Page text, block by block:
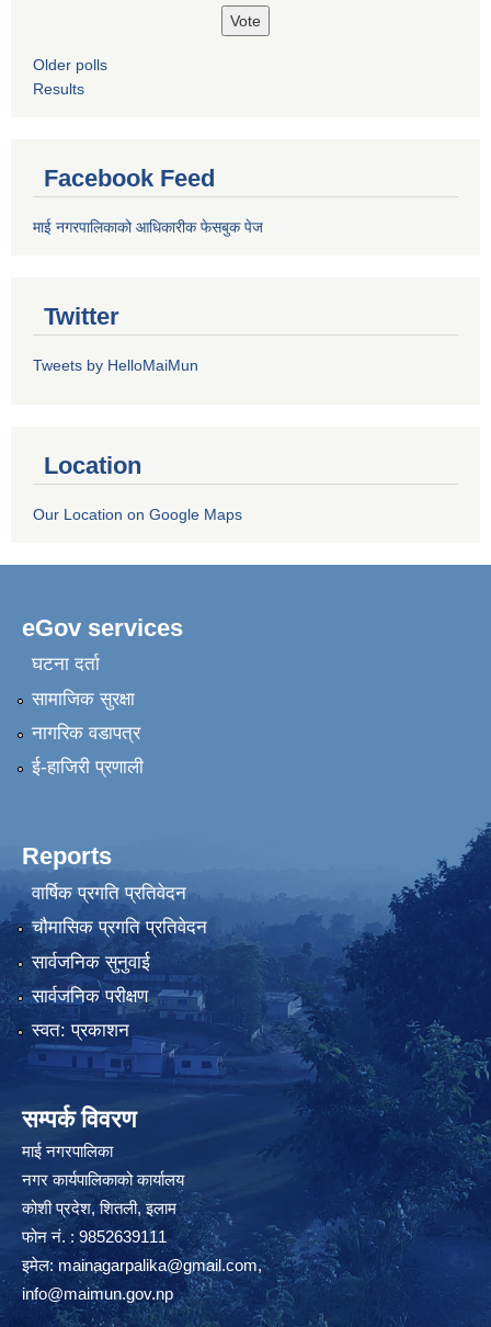
Older polls
Results
Facebook Feed
माई नगरपालिकाको आधिकारीक फेसबुक पेज
Twitter
Tweets by HelloMaiMun
Location
Our Location on Google Maps
eGov services
घटना दर्ता
सामाजिक सुरक्षा
नागरिक वडापत्र
ई-हाजिरी प्रणाली
Reports
वार्षिक प्रगति प्रतिवेदन
चौमासिक प्रगति प्रतिवेदन
सार्वजनिक सुनुवाई
सार्वजनिक परीक्षण
स्वत: प्रकाशन
सम्पर्क विवरण
माई नगरपालिका
नगर कार्यपालिकाको कार्यालय
कोशी प्रदेश, शितली, इलाम
फोन नं. : 9852639111
इमेल:mainagarpalika@gmail.com,
info@maimun.gov.np